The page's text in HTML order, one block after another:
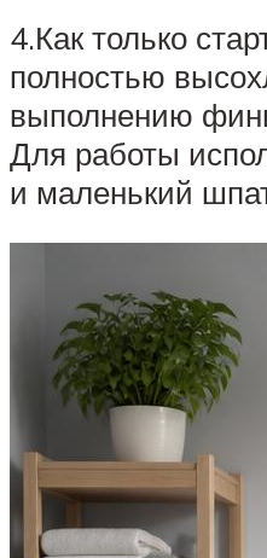
4.Как только
полностью
выполнению
Для работы
и маленький